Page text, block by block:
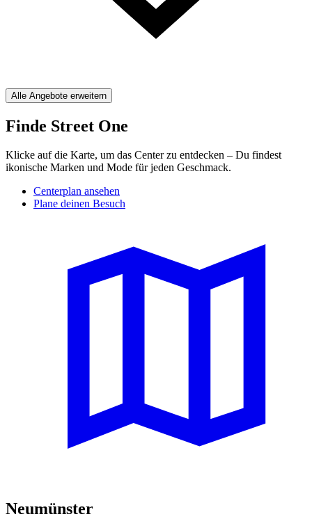
Alle Angebote erweitern
Finde Street One
Klicke auf die Karte, um das Center zu entdecken – Du findest
ikonische Marken und Mode für jeden Geschmack.
Centerplan ansehen
Plane deinen Besuch
Neumünster